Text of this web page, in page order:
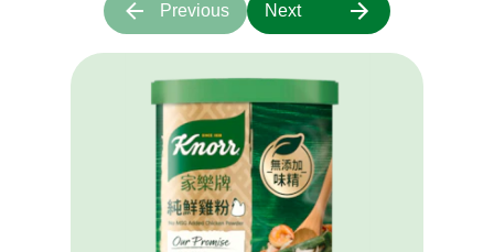
Previous Next